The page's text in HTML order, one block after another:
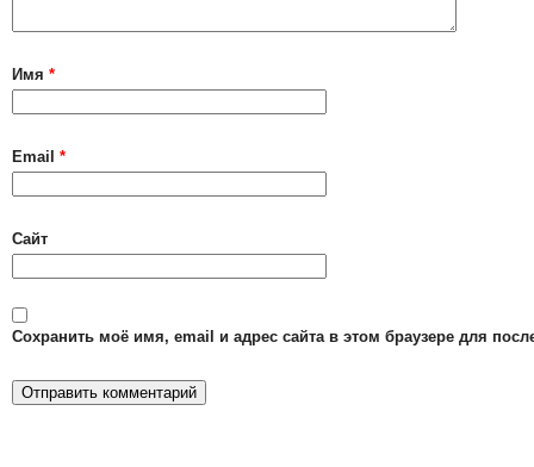
Имя *
Email *
Сайт
Сохранить моё имя, email и адрес сайта в этом браузере для